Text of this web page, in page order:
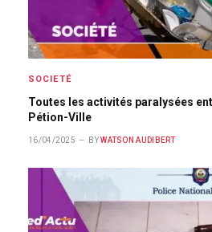
SOCIETÉ
Toutes les activités paralysées
Pétion-Ville
16/04/2025 BY WATSON AUDIBERT